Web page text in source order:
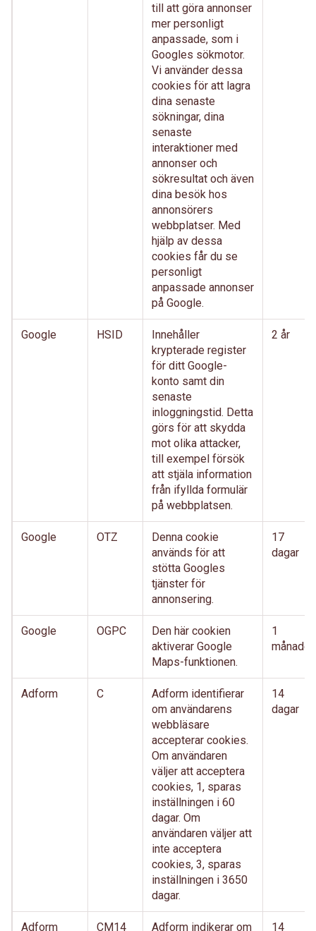
till att göra annonser
mer personligt
anpassade, som i
Googles sökmotor.
Vi använder dessa
cookies för att lagra
dina senaste
sökningar, dina
senaste
interaktioner med
annonser och
sökresultat och även
dina besök hos
annonsörers
webbplatser. Med
hjälp av dessa
cookies får du se
personligt
anpassade annonser
på Google.
Google HSID
Innehåller
krypterade register
för ditt Google-
konto samt din
senaste
inloggningstid. Detta
görs för att skydda
mot olika attacker,
till exempel försök
att stjäla information
från ifyllda formulär
på webbplatsen.
2 år
Google OTZ
Denna cookie
används för att
stötta Googles
tjänster för
annonsering.
17
dagar
Google OGPC
Den här cookien
aktiverar Google
Maps-funktionen.
1
månader
Adform C
Adform identifierar
om användarens
webbläsare
accepterar cookies.
Om användaren
väljer att acceptera
cookies, 1, sparas
inställningen i 60
dagar. Om
användaren väljer att
inte acceptera
cookies, 3, sparas
inställningen i 3650
dagar.
14
dagar
Adform CM14 Adform indikerar om 14